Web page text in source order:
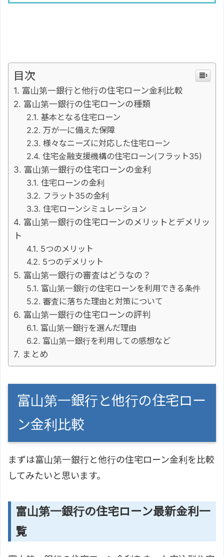
目次
富山第一銀行と他行の住宅ローン金利比較
富山第一銀行の住宅ローンの種類
基本となる住宅ローン
万が一に備えた保障
様々なニーズに対応した住宅ローン
住宅金融支援機構の住宅ローン(フラット35)
富山第一銀行の住宅ローンの金利
住宅ローンの金利
フラット35の金利
住宅ローンシミュレーション
富山第一銀行の住宅ローンのメリットとデメリッ
ト
5つのメリット
5つのデメリット
富山第一銀行の審査はどうなの？
富山第一銀行の住宅ローンを利用できる条件
審査に落ちた理由と対策について
富山第一銀行の住宅ローンの評判
富山第一銀行を選んだ理由
富山第一銀行を利用しての感想など
まとめ
富山第一銀行と他行の住宅ロー
ン金利比較
まずは富山第一銀行と他行の住宅ローン金利を比較
してみたいと思います。
富山第一銀行の住宅ローン最新金利一
覧